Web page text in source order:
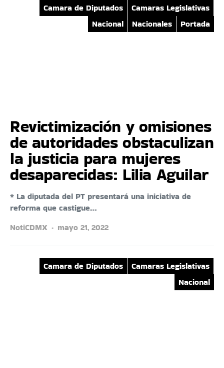
Camara de Diputados
Camaras Legislativas
Nacional
Nacionales Portada
Revictimización y omisiones
de autoridades obstaculizan
la justicia para mujeres
desaparecidas: Lilia Aguilar
* La diputada del PT presentará una iniciativa de
reforma que castigue…
NotiCDMX
mayo 21, 2022
Camara de Diputados
Camaras Legislativas
Nacional